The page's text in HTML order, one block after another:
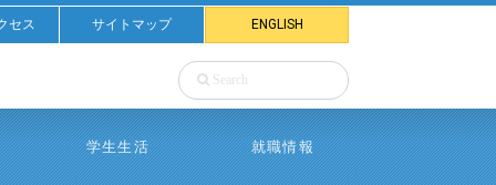
セス サイトマップ ENGLISH
学生生活 就職情報